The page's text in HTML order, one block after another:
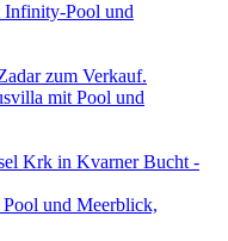
Pool und
mit Pool und
und Meerblick,